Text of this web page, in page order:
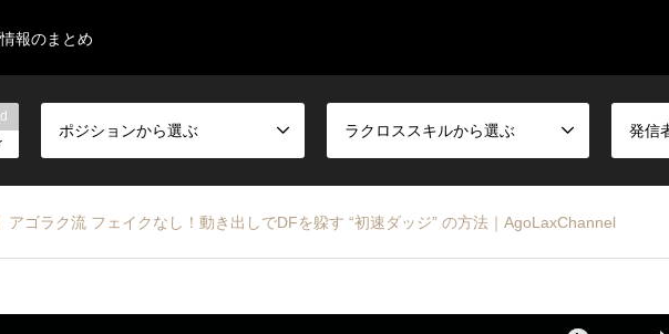
報のまとめ
ポジションから選ぶ ラクロススキルから選ぶ 発信
アゴラク流 フェイクなし！動き出しでDFを躱す “初速ダッジ” の方法｜AgoLaxChannel